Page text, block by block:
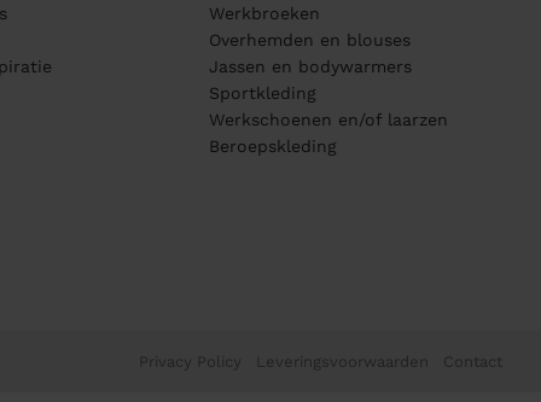
Werkbroeken
Overhemden en blouses
Jassen en bodywarmers
Sportkleding
Werkschoenen en/of laarzen
Beroepskleding
Privacy Policy Leveringsvoorwaarden Contact